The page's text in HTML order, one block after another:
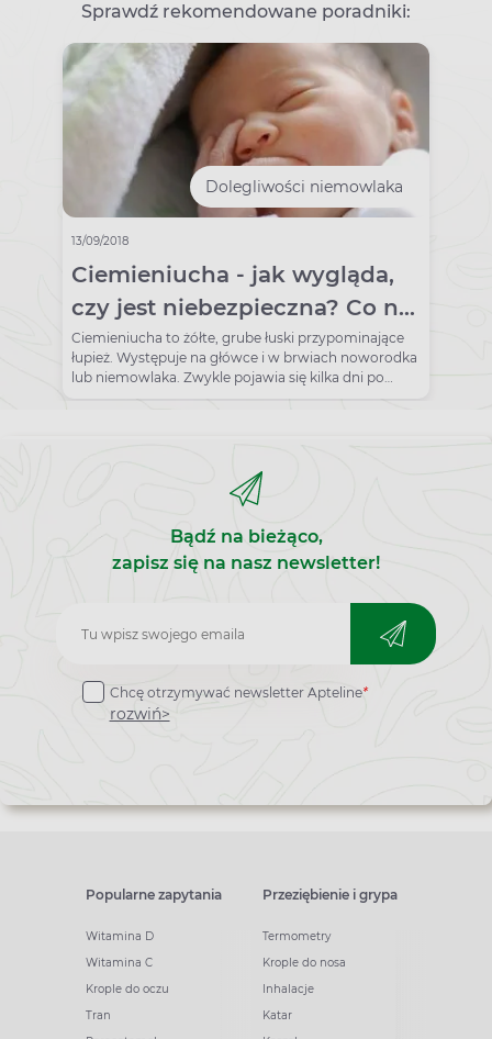
Sprawdź rekomendowane poradniki:
Dolegliwości niemowlaka
13/09/2018
Ciemieniucha - jak wygląda,
czy jest niebezpieczna? Co na
ciemieniuchę?
Ciemieniucha to żółte, grube łuski przypominające
łupież. Występuje na główce i w brwiach noworodka
lub niemowlaka. Zwykle pojawia się kilka dni po
urodzeniu.
Bądź na bieżąco,
zapisz się na nasz newsletter!
Zapisz
do
newslettera
Chcę otrzymywać newsletter Apteline*
rozwiń>
Popularne zapytania
Witamina D
Witamina C
Krople do oczu
Tran
Przeziębienie i grypa
Termometry
Krople do nosa
Inhalacje
Katar